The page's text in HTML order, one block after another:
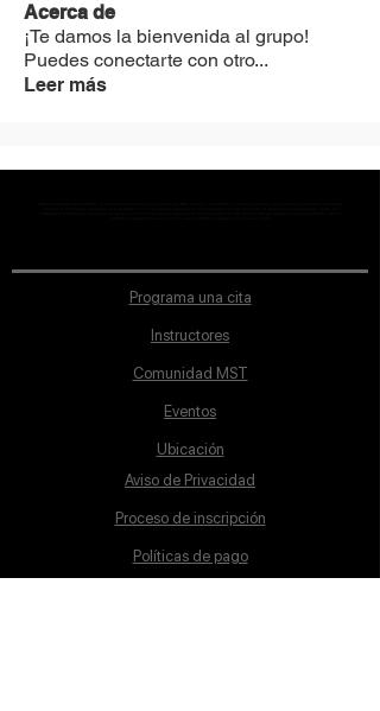
Acerca de
¡Te damos la bienvenida al grupo!
Puedes conectarte con otro...
Leer más
Programa una cita
Instructores
Comunidad MST
Eventos
Ubicación
Aviso de Privacidad
Proceso de inscripción
Políticas de pago